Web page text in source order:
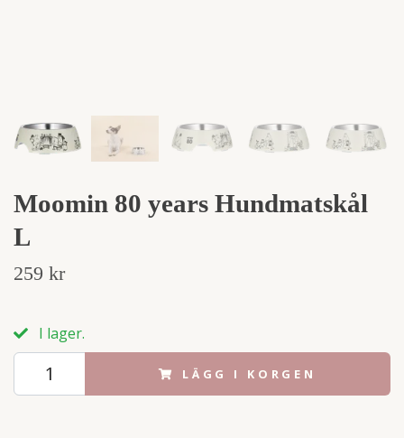
Moomin 80 years Hundmatskål
L
259 kr
I lager.
LÄGG I KORGEN